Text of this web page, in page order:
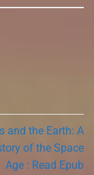
and the Earth: A
of the Space
Age : Read Epub